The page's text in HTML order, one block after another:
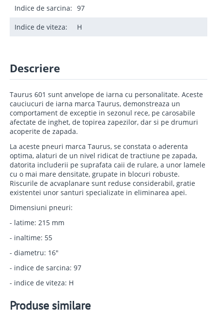
Indice de sarcina: 97
Indice de viteza: H
Descriere
Taurus 601 sunt anvelope de iarna cu personalitate. Aceste
cauciucuri de iarna marca Taurus, demonstreaza un
comportament de exceptie in sezonul rece, pe carosabile
afectate de inghet, de topirea zapezilor, dar si pe drumuri
acoperite de zapada.
La aceste pneuri marca Taurus, se constata o aderenta
optima, alaturi de un nivel ridicat de tractiune pe zapada,
datorita includerii pe suprafata caii de rulare, a unor lamele
cu o mai mare densitate, grupate in blocuri robuste.
Riscurile de acvaplanare sunt reduse considerabil, gratie
existentei unor santuri specializate in eliminarea apei.
Dimensiuni pneuri:
- latime: 215 mm
- inaltime: 55
- diametru: 16"
- indice de sarcina: 97
- indice de viteza: H
Produse similare